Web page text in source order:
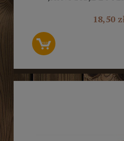
18,50